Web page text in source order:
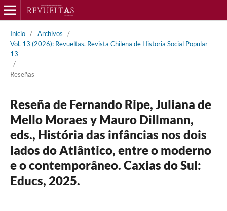
Inicio / Archivos
/
Vol. 13 (2026): Revueltas. Revista Chilena de Historia Social Popular
13
/
Reseñas
Reseña de Fernando Ripe, Juliana de
Mello Moraes y Mauro Dillmann,
eds., História das infâncias nos dois
lados do Atlântico, entre o moderno
e o contemporâneo. Caxias do Sul:
Educs, 2025.